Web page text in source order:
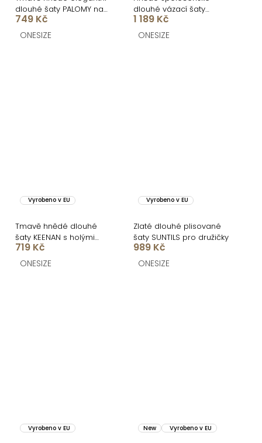
dlouhé šaty PALOMY na
ramínkách
749 Kč
ONESIZE
dlouhé vázací šaty
RAVILETA s vlečkou
1 189 Kč
ONESIZE
Vyrobeno v EU
Tmavě hnědé dlouhé
šaty KEENAN s holými
zády
719 Kč
ONESIZE
Vyrobeno v EU
Zlaté dlouhé plisované
šaty SUNTILS pro družičky
989 Kč
ONESIZE
Vyrobeno v EU New Vyrobeno v EU